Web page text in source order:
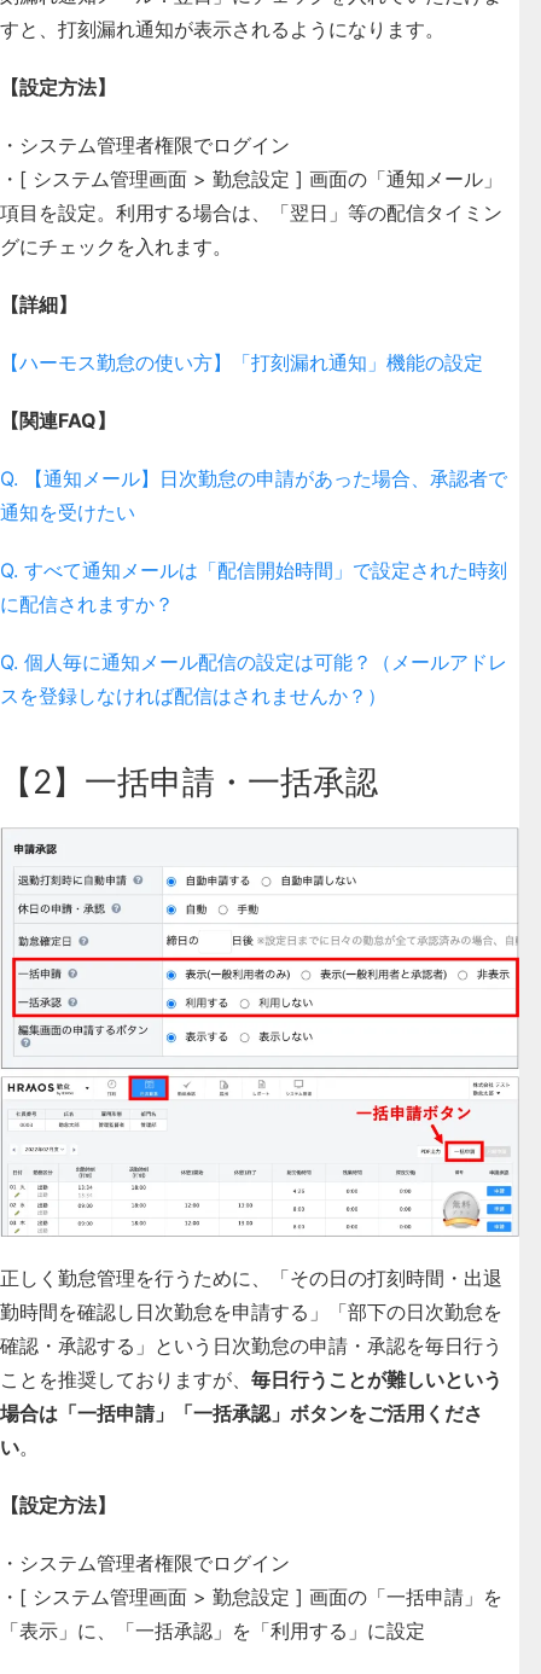
すと、打刻漏れ通知が表示されるようになります。
【設定方法】
・システム管理者権限でログイン
・[ システム管理画面 > 勤怠設定 ] 画面の「通知メール」
項目を設定。利用する場合は、「翌日」等の配信タイミン
グにチェックを入れます。
【詳細】
【ハーモス勤怠の使い方】「打刻漏れ通知」機能の設定
【関連FAQ】
Q. 【通知メール】日次勤怠の申請があった場合、承認者で
通知を受けたい
Q. すべて通知メールは「配信開始時間」で設定された時刻
に配信されますか？
Q. 個人毎に通知メール配信の設定は可能？（メールアドレ
スを登録しなければ配信はされませんか？）
【2】一括申請・一括承認
正しく勤怠管理を行うために、「その日の打刻時間・出退
勤時間を確認し日次勤怠を申請する」「部下の日次勤怠を
確認・承認する」という日次勤怠の申請・承認を毎日行う
ことを推奨しておりますが、 毎日行うことが難しいという
場合は 「一括申請」「一括承認」ボタンをご活用くださ
い。
【設定方法】
・システム管理者権限でログイン
・[ システム管理画面 > 勤怠設定 ] 画面の「一括申請」を
「表示」に、「一括承認」を「利用する」に設定